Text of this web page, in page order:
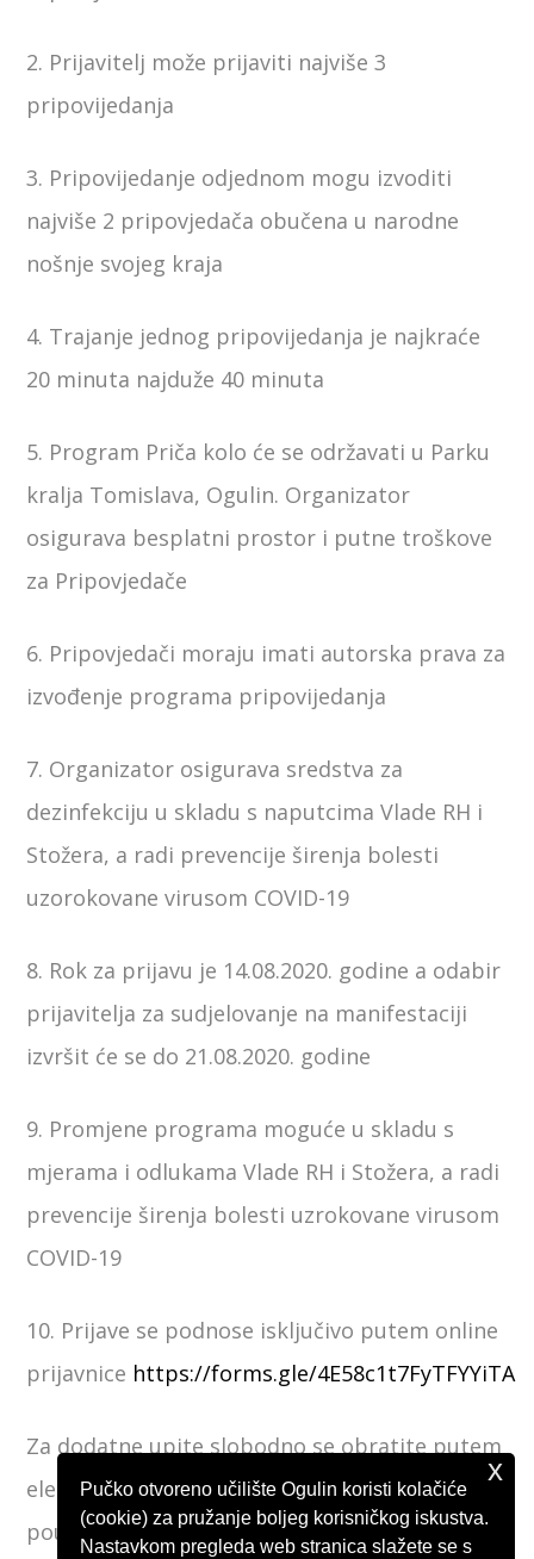
2. Prijavitelj može prijaviti najviše 3
pripovijedanja
3. Pripovijedanje odjednom mogu izvoditi
najviše 2 pripovjedača obučena u narodne
nošnje svojeg kraja
4. Trajanje jednog pripovijedanja je najkraće
20 minuta najduže 40 minuta
5. Program Priča kolo će se održavati u Parku
kralja Tomislava, Ogulin. Organizator
osigurava besplatni prostor i putne troškove
za Pripovjedače
6. Pripovjedači moraju imati autorska prava za
izvođenje programa pripovijedanja
7. Organizator osigurava sredstva za
dezinfekciju u skladu s naputcima Vlade RH i
Stožera, a radi prevencije širenja bolesti
uzorokovane virusom COVID-19
8. Rok za prijavu je 14.08.2020. godine a odabir
prijavitelja za sudjelovanje na manifestaciji
izvršit će se do 21.08.2020. godine
9. Promjene programa moguće u skladu s
mjerama i odlukama Vlade RH i Stožera, a radi
prevencije širenja bolesti uzrokovane virusom
COVID-19
10. Prijave se podnose isključivo putem online
prijavnice https://forms.gle/4E58c1t7FyTFYYiTA
Za dodatne upite slobodno se obratite putem
elektronske pošte na adresu
pouogulin@ogulin.hr.
Pučko otvoreno učilište Ogulin koristi kolačiće
(cookie) za pružanje boljeg korisničkog iskustva.
Nastavkom pregleda web stranica slažete se s
x